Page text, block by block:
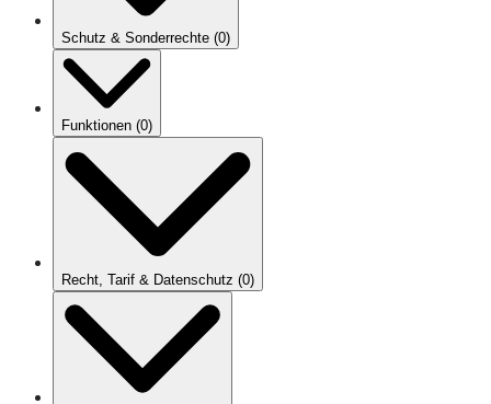
Schutz & Sonderrechte (0)
Funktionen (0)
Recht, Tarif & Datenschutz (0)